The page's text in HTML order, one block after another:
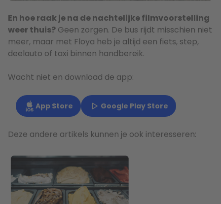
En hoe raak je na de nachtelijke filmvoorstelling
weer thuis? Geen zorgen. De bus rijdt misschien niet
meer, maar met Floya heb je altijd een fiets, step,
deelauto of taxi binnen handbereik.
Wacht niet en download de app:
App Store Google Play Store
Deze andere artikels kunnen je ook interesseren: